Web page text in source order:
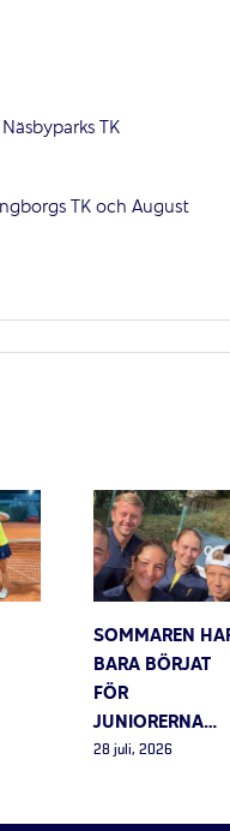
TK
TK och August
SOMMAREN
BARA BÖRJAT
FÖR
JUNIORERNA…
28 juli, 2026